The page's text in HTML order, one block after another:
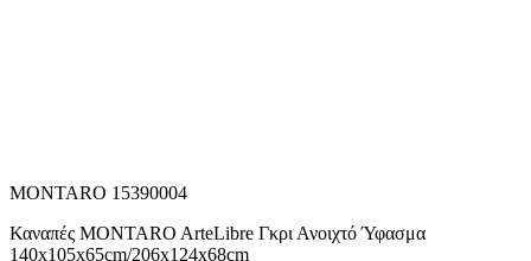
MONTARO 15390004
Καναπές MONTARO ArteLibre Γκρι Ανοιχτό Ύφασμα
140x105x65cm/206x124x68cm